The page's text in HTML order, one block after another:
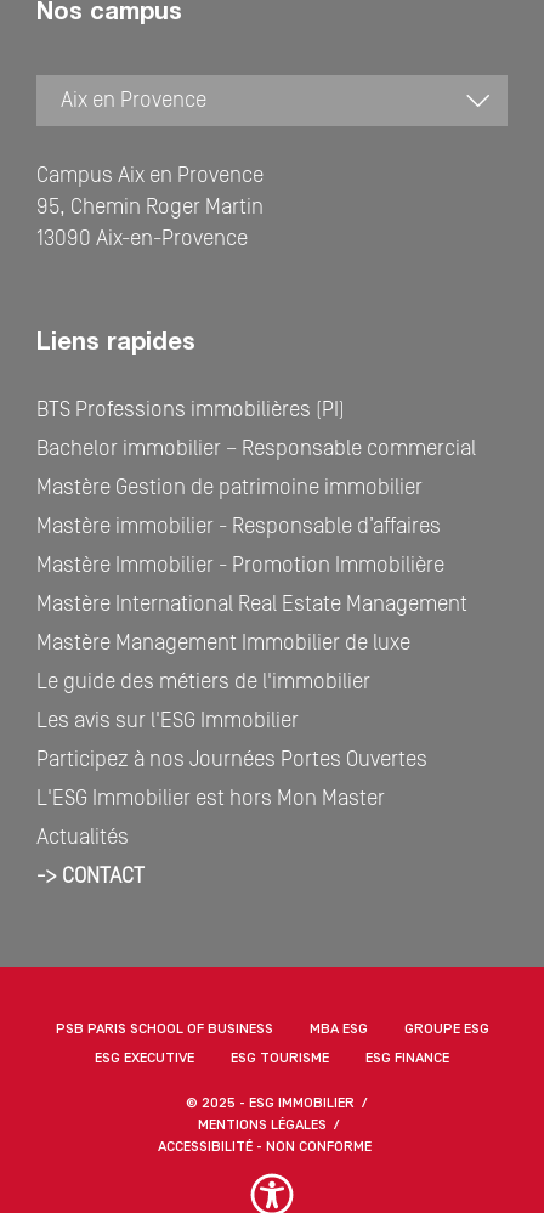
Nos campus
Campus Aix en Provence
95, Chemin Roger Martin
13090 Aix-en-Provence
Liens rapides
BTS Professions immobilières (PI)
Bachelor immobilier – Responsable commercial
Mastère Gestion de patrimoine immobilier
Mastère immobilier - Responsable d’affaires
Mastère Immobilier - Promotion Immobilière
Mastère International Real Estate Management
Mastère Management Immobilier de luxe
Le guide des métiers de l'immobilier
Les avis sur l'ESG Immobilier
Participez à nos Journées Portes Ouvertes
L'ESG Immobilier est hors Mon Master
Actualités
-> CONTACT
PSB PARIS SCHOOL OF BUSINESS MBA ESG
GROUPE ESG
ESG EXECUTIVE
ESG TOURISME ESG FINANCE
© 2025 - ESG IMMOBILIER
MENTIONS LÉGALES
ACCESSIBILITÉ - NON CONFORME